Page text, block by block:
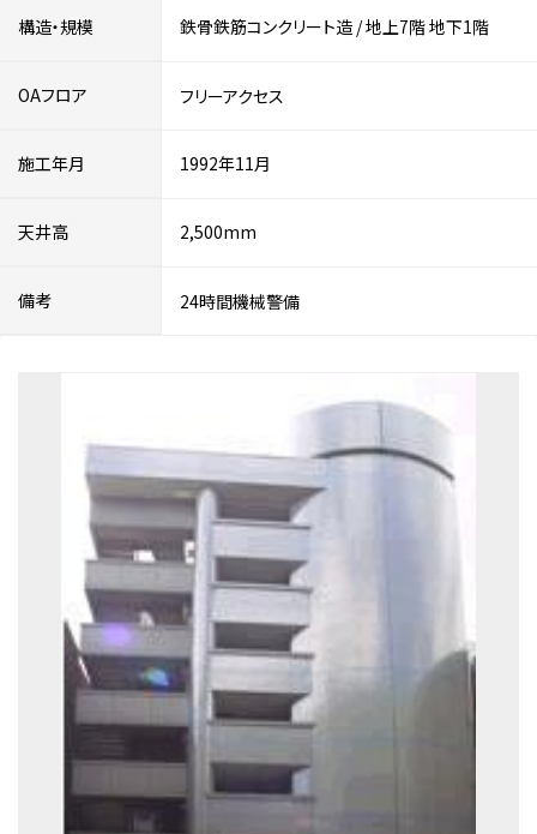
構造・規模 鉄骨鉄筋コンクリート造 /地上7階地下1階
OAフロア フリーアクセス
施工年月 1992年11月
天井高 2,500mm
備考 24時間機械警備